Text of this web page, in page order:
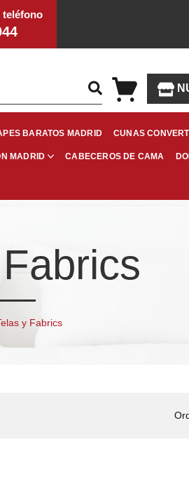
teléfono
BARATOS MADRID CUNAS
MADRID CABECEROS DE CAMA
y Fabrics